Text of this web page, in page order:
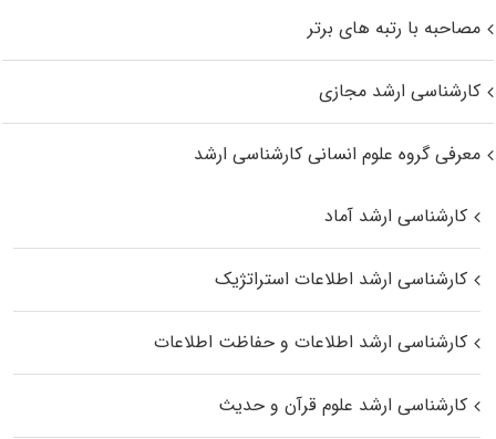
مصاحبه با رتبه های برتر
کارشناسی ارشد مجازی
معرفی گروه علوم انسانی کارشناسی ارشد
کارشناسی ارشد آماد
کارشناسی ارشد اطلاعات استراتژیک
کارشناسی ارشد اطلاعات و حفاظت اطلاعات
کارشناسی ارشد علوم قرآن و حدیث